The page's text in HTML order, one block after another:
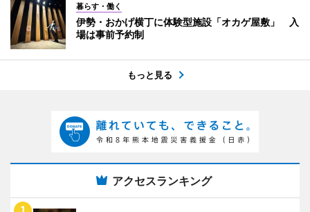
暮らす・働く
伊勢・おかげ横丁に体験型施設「オカゲ屋敷」 入
場は事前予約制
もっと見る
アクセスランキング